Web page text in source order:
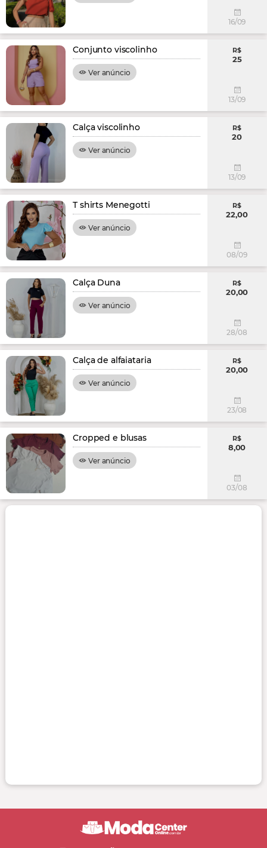
16/09
Conjunto viscolinho
Ver anúncio
R$
25
13/09
Calça viscolinho
Ver anúncio
R$
20
13/09
T shirts Menegotti
Ver anúncio
R$
22,00
08/09
Calça Duna
Ver anúncio
R$
20,00
28/08
Calça de alfaiataria
Ver anúncio
R$
20,00
23/08
Cropped e blusas
Ver anúncio
R$
8,00
03/08